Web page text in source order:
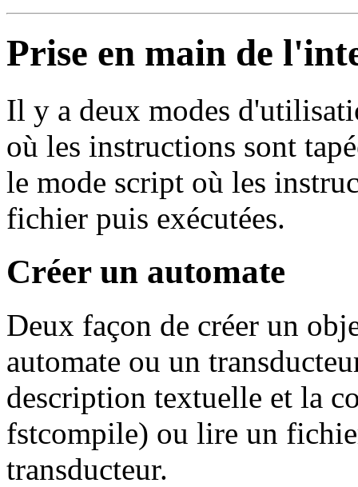
Prise en main de
Il y a deux modes
où les instructions sont
le mode script où les
fichier puis exécutées.
Créer un automate
Deux façon de créer un
automate ou un
description textuelle et la
fstcompile) ou lire un
transducteur.